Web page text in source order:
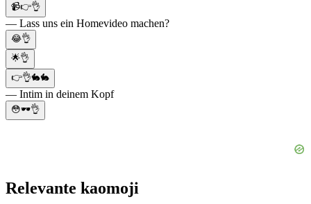
📹👉👌
— Lass uns ein Homevideo machen?
😂👌
🌟👌
👉👌🐇🐇
— Intim in deinem Kopf
😳🕶👌
Relevante kaomoji